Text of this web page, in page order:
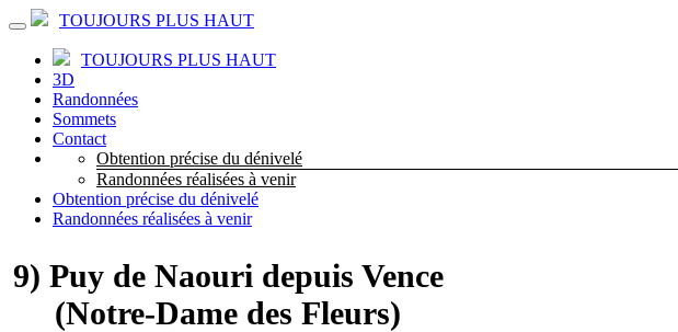
TOUJOURS PLUS HAUT
TOUJOURS PLUS HAUT
3D
Randonnées
Sommets
Contact
Obtention précise du dénivelé
Randonnées réalisées à venir
Obtention précise du dénivelé
Randonnées réalisées à venir
9) Puy de Naouri depuis Vence
(Notre-Dame des Fleurs)